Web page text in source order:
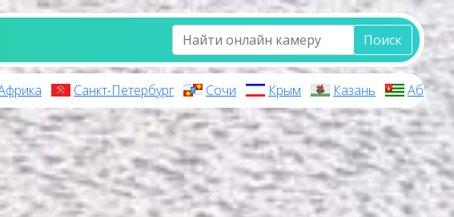
Поиск
Санкт-Петербург Сочи Крым Казань